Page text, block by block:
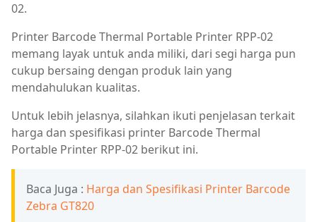
02.
Printer Barcode Thermal Portable Printer RPP-02
memang layak untuk anda miliki, dari segi harga pun
cukup bersaing dengan produk lain yang
mendahulukan kualitas.
Untuk lebih jelasnya, silahkan ikuti penjelasan terkait
harga dan spesifikasi printer Barcode Thermal
Portable Printer RPP-02 berikut ini.
Baca Juga : Harga dan Spesifikasi Printer Barcode
Zebra GT820